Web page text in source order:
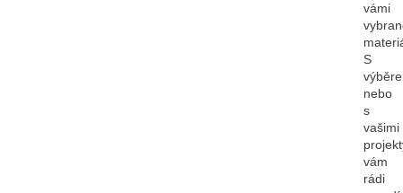
vámi
S
nebo
s
vašimi
vám
rádi